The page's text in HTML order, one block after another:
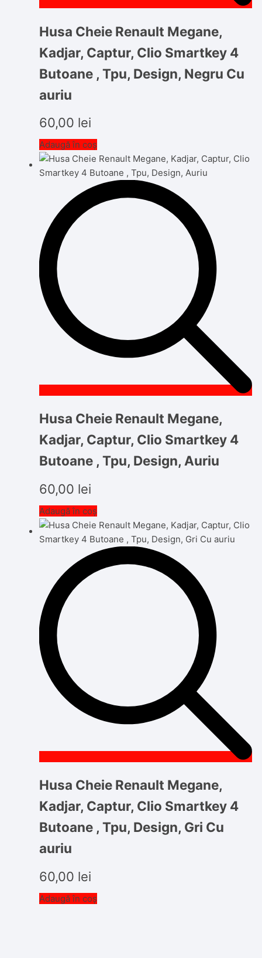
Husa Cheie Renault Megane,
Kadjar, Captur, Clio Smartkey 4
Butoane , Tpu, Design, Negru Cu
auriu
60,00 lei
Adaugă în coș
Husa Cheie Renault Megane,
Kadjar, Captur, Clio Smartkey 4
Butoane , Tpu, Design, Auriu
60,00 lei
Adaugă în coș
Husa Cheie Renault Megane,
Kadjar, Captur, Clio Smartkey 4
Butoane , Tpu, Design, Gri Cu
auriu
60,00 lei
Adaugă în coș